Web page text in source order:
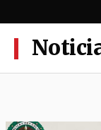
al
contenido